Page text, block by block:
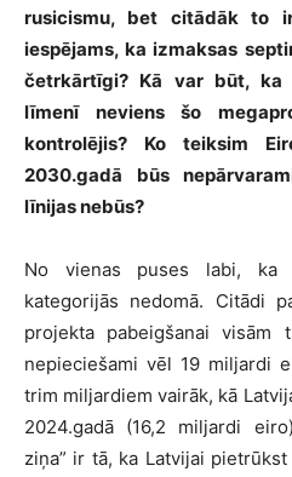
rusicismu, bet citādāk to
iespējams, ka izmaksas
četrkārtīgi? Kā var būt, ka
līmenī neviens šo
kontrolējis? Ko teiksim
2030.gadā būs
līnijas nebūs?
No vienas puses labi, ka
kategorijās nedomā. Citādi
projekta pabeigšanai visām
nepieciešami vēl 19 miljardi
trim miljardiem vairāk, kā
2024.gadā (16,2 miljardi
ziņa” ir tā, ka Latvijai